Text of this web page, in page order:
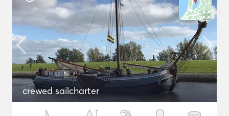
crewed sailcharter